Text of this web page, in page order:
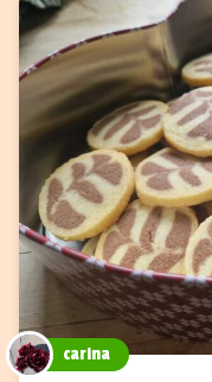
carina